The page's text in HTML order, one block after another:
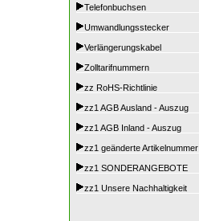
Telefonbuchsen
Umwandlungsstecker
Verlängerungskabel
Zolltarifnummern
zz RoHS-Richtlinie
zz1 AGB Ausland - Auszug
zz1 AGB Inland - Auszug
zz1 geänderte Artikelnummer
zz1 SONDERANGEBOTE
zz1 Unsere Nachhaltigkeit